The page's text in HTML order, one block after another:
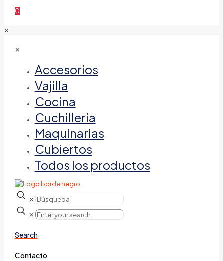
0
✕
✕
Accesorios
Vajilla
Cocina
Cuchilleria
Maquinarias
Cubiertos
Todos los productos
✕
✕
Search
Contacto